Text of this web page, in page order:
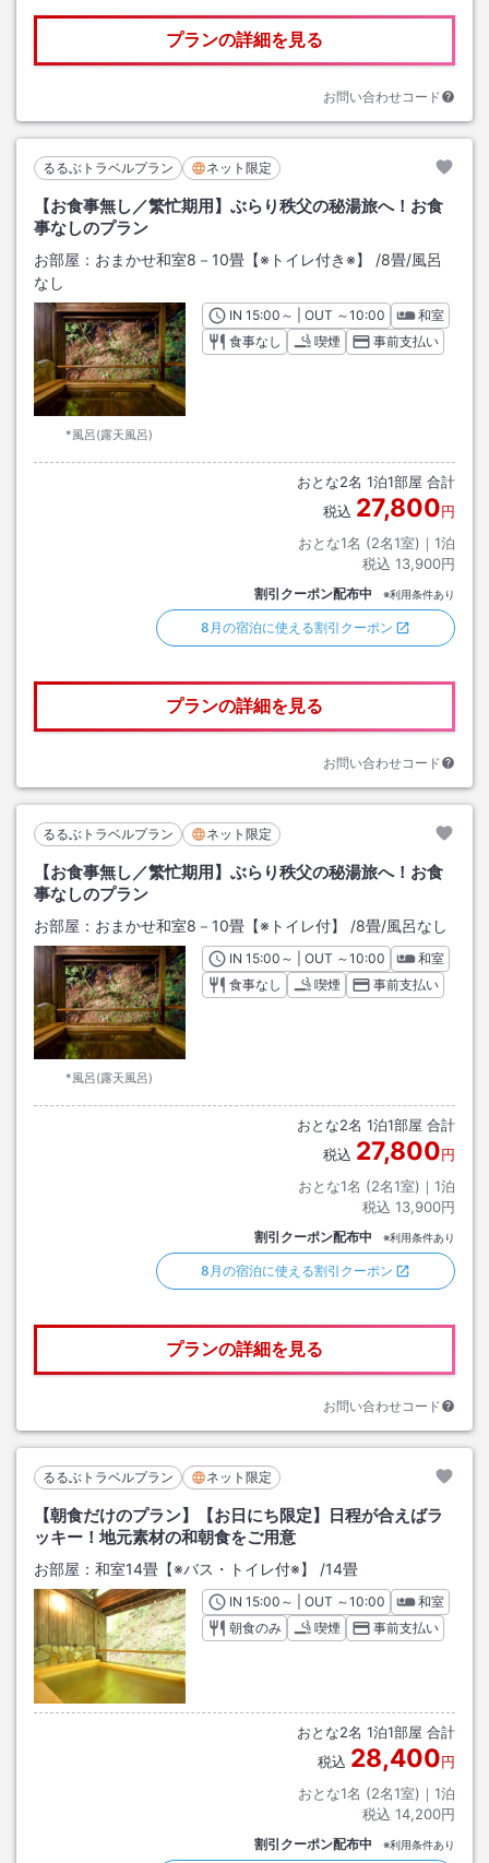
プランの詳細を見る
お問い合わせコード
るるぶトラベルプラン ネット限定
【お食事無し／繁忙期用】ぶらり秩父の秘湯旅へ！お食
事なしのプラン
お部屋： おまかせ和室8－10畳【※トイレ付き※】 /8畳/風呂
なし
*風呂(露天風呂)
INチェックイン
15:00 ～ | OUT チェックアウト
～10:00
和室
食事なし
喫煙 事前支払い
おとな2名 1泊1部屋 合計
税込 27,800円
おとな1名 (2名1室)｜ 1泊
税込 13,900円
割引クーポン配布中 ※利用条件あり
8月の宿泊に使える割引クーポン
プランの詳細を見る
お問い合わせコード
るるぶトラベルプラン ネット限定
【お食事無し／繁忙期用】ぶらり秩父の秘湯旅へ！お食
事なしのプラン
お部屋： おまかせ和室8－10畳【※トイレ付】 /8畳/風呂なし
*風呂(露天風呂)
INチェックイン
15:00 ～ | OUT チェックアウト
～10:00
和室
食事なし
喫煙 事前支払い
おとな2名 1泊1部屋 合計
税込 27,800円
おとな1名 (2名1室)｜ 1泊
税込 13,900円
割引クーポン配布中 ※利用条件あり
8月の宿泊に使える割引クーポン
プランの詳細を見る
お問い合わせコード
るるぶトラベルプラン ネット限定
【朝食だけのプラン】【お日にち限定】日程が合えばラ
ッキー！地元素材の和朝食をご用意
お部屋： 和室14畳【※バス・トイレ付※】 /14畳
INチェックイン
15:00 ～ | OUT チェックアウト
～10:00
和室
朝食のみ
喫煙 事前支払い
おとな2名 1泊1部屋 合計
税込 28,400円
おとな1名 (2名1室)｜ 1泊
税込 14,200円
割引クーポン配布中 ※利用条件あり